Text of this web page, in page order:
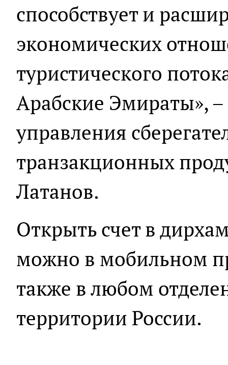
способствует и
экономических
туристического
Арабские Эмираты»,
управления
транзакционных
Латанов.
Открыть счет в
можно в мобильном
также в любом
территории России.